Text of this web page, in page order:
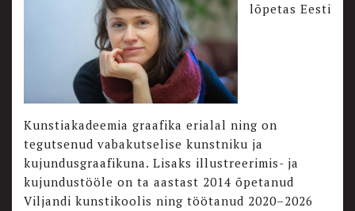
lõpetas Eesti
Kunstiakadeemia graafika erialal ning on
tegutsenud vabakutselise kunstniku ja
kujundusgraafikuna. Lisaks illustreerimis- ja
kujundustööle on ta aastast 2014 õpetanud
Viljandi kunstikoolis ning töötanud 2020–2026